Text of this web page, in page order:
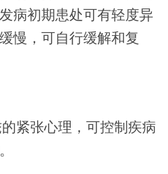
病初期患处可有轻度异
慢，可自行缓解和复
紧张心理，可控制疾病